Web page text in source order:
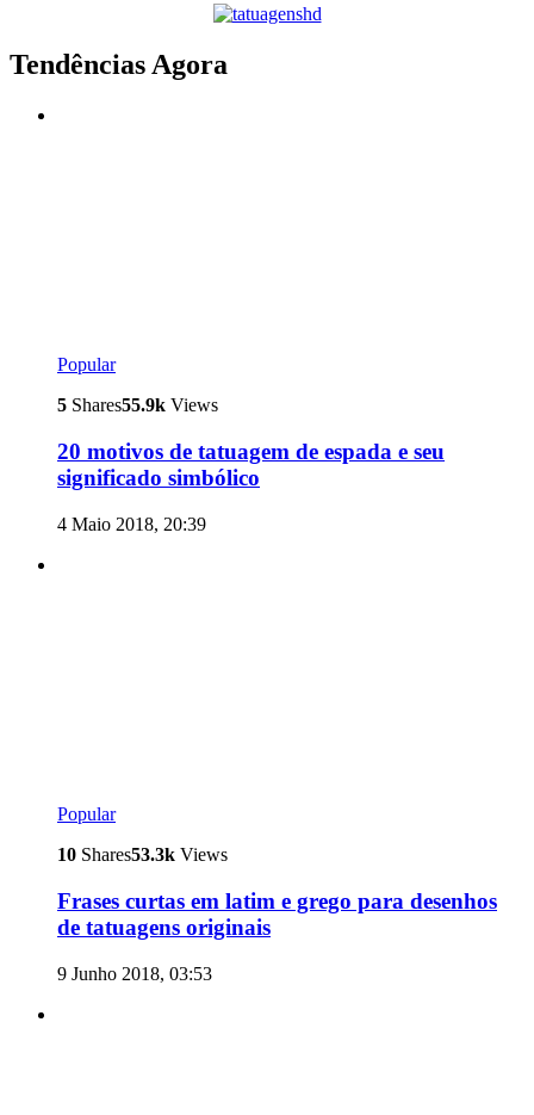
Tendências Agora
Popular
5 Shares55.9k Views
20 motivos de tatuagem de espada e seu
significado simbólico
4 Maio 2018, 20:39
Popular
10 Shares53.3k Views
Frases curtas em latim e grego para desenhos
de tatuagens originais
9 Junho 2018, 03:53